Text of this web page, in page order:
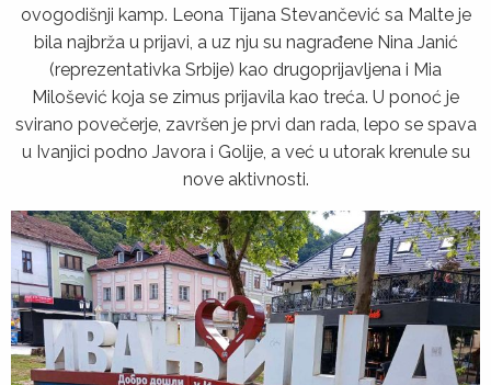
ovogodišnji kamp. Leona Tijana Stevančević sa Malte je
bila najbrža u prijavi, a uz nju su nagrađene Nina Janić
(reprezentativka Srbije) kao drugoprijavljena i Mia
Milošević koja se zimus prijavila kao treća. U ponoć je
svirano povečerje, završen je prvi dan rada, lepo se spava
u Ivanjici podno Javora i Golije, a već u utorak krenule su
nove aktivnosti.